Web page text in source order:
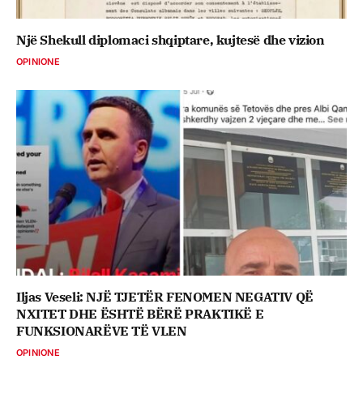
Një Shekull diplomaci shqiptare, kujtesë dhe vizion
OPINIONE
Iljas Veseli: NJË TJETËR FENOMEN NEGATIV QË
NXITET DHE ËSHTË BËRË PRAKTIKË E
FUNKSIONARËVE TË VLEN
OPINIONE